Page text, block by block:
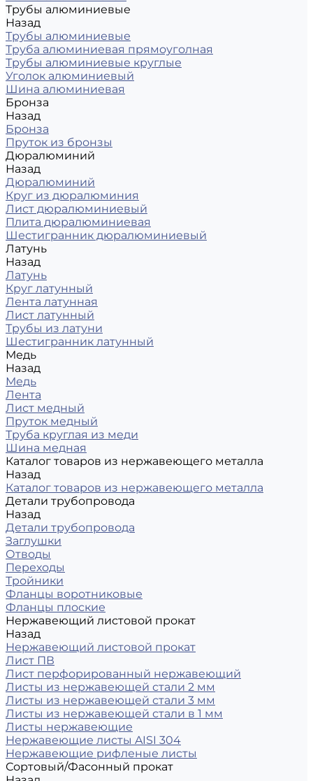
Трубы алюминиевые
Назад
Трубы алюминиевые
Труба алюминиевая прямоуголная
Трубы алюминиевые круглые
Уголок алюминиевый
Шина алюминиевая
Бронза
Назад
Бронза
Пруток из бронзы
Дюралюминий
Назад
Дюралюминий
Круг из дюралюминия
Лист дюралюминиевый
Плита дюралюминиевая
Шестигранник дюралюминиевый
Латунь
Назад
Латунь
Круг латунный
Лента латунная
Лист латунный
Трубы из латуни
Шестигранник латунный
Медь
Назад
Медь
Лента
Лист медный
Пруток медный
Труба круглая из меди
Шина медная
Каталог товаров из нержавеющего металла
Назад
Каталог товаров из нержавеющего металла
Детали трубопровода
Назад
Детали трубопровода
Заглушки
Отводы
Переходы
Тройники
Фланцы воротниковые
Фланцы плоские
Нержавеющий листовой прокат
Назад
Нержавеющий листовой прокат
Лист ПВ
Лист перфорированный нержавеющий
Листы из нержавеющей стали 2 мм
Листы из нержавеющей стали 3 мм
Листы из нержавеющей стали в 1 мм
Листы нержавеющие
Нержавеющие листы AISI 304
Нержавеющие рифленые листы
Сортовый/Фасонный прокат